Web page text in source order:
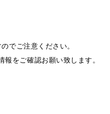
でご注意ください。
をご確認お願い致します。